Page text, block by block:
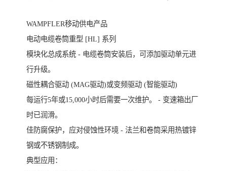
WAMPFLER移动供电产品
电动电缆卷筒重型 [HL] 系列
模块化总成系统 - 电缆卷筒安装后，可添加驱动单元进
行升级。
磁性耦合驱动 (MAG驱动)或变频驱动 (智能驱动)
每运行5年或15,000小时后需要一次维护。 - 变速箱出厂
时已润滑。
佳防腐保护，应对侵蚀性环境 - 法兰和卷筒采用热镀锌
钢或不锈钢制成。
典型应用：